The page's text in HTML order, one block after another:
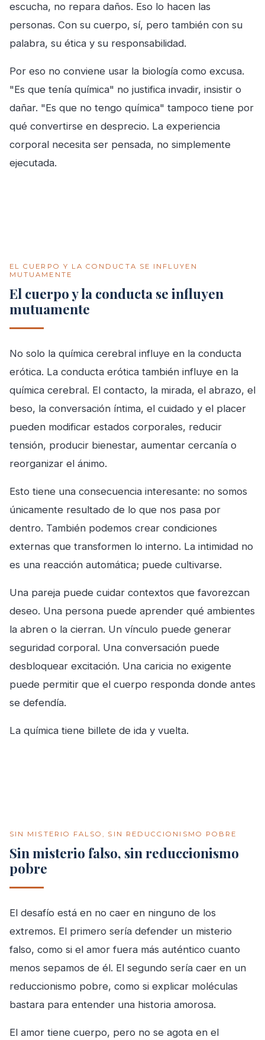
escucha, no repara daños. Eso lo hacen las
personas. Con su cuerpo, sí, pero también con su
palabra, su ética y su responsabilidad.
Por eso no conviene usar la biología como excusa.
"Es que tenía química" no justifica invadir, insistir o
dañar. "Es que no tengo química" tampoco tiene por
qué convertirse en desprecio. La experiencia
corporal necesita ser pensada, no simplemente
ejecutada.
EL CUERPO Y LA CONDUCTA SE INFLUYEN
MUTUAMENTE
El cuerpo y la conducta se influyen
mutuamente
No solo la química cerebral influye en la conducta
erótica. La conducta erótica también influye en la
química cerebral. El contacto, la mirada, el abrazo, el
beso, la conversación íntima, el cuidado y el placer
pueden modificar estados corporales, reducir
tensión, producir bienestar, aumentar cercanía o
reorganizar el ánimo.
Esto tiene una consecuencia interesante: no somos
únicamente resultado de lo que nos pasa por
dentro. También podemos crear condiciones
externas que transformen lo interno. La intimidad no
es una reacción automática; puede cultivarse.
Una pareja puede cuidar contextos que favorezcan
deseo. Una persona puede aprender qué ambientes
la abren o la cierran. Un vínculo puede generar
seguridad corporal. Una conversación puede
desbloquear excitación. Una caricia no exigente
puede permitir que el cuerpo responda donde antes
se defendía.
La química tiene billete de ida y vuelta.
SIN MISTERIO FALSO, SIN REDUCCIONISMO POBRE
Sin misterio falso, sin reduccionismo
pobre
El desafío está en no caer en ninguno de los
extremos. El primero sería defender un misterio
falso, como si el amor fuera más auténtico cuanto
menos sepamos de él. El segundo sería caer en un
reduccionismo pobre, como si explicar moléculas
bastara para entender una historia amorosa.
El amor tiene cuerpo, pero no se agota en el